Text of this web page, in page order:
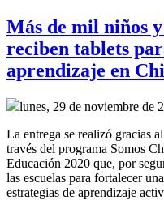
Más de mil niños
reciben tablets
aprendizaje en
lunes, 29 de noviembre de
La entrega se realizó gracias
través del programa Somos
Educación 2020 que, por
las escuelas para fortalecer
estrategias de aprendizaje